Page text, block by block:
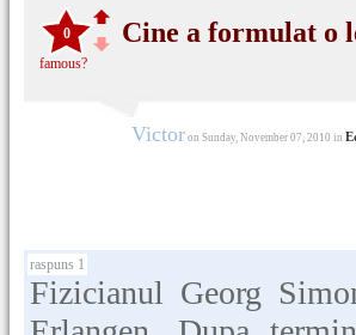
0
famous?
Cine a formulat o
Victor on Sunday, November 07, 2010 in
raspuns 1
Fizicianul Georg